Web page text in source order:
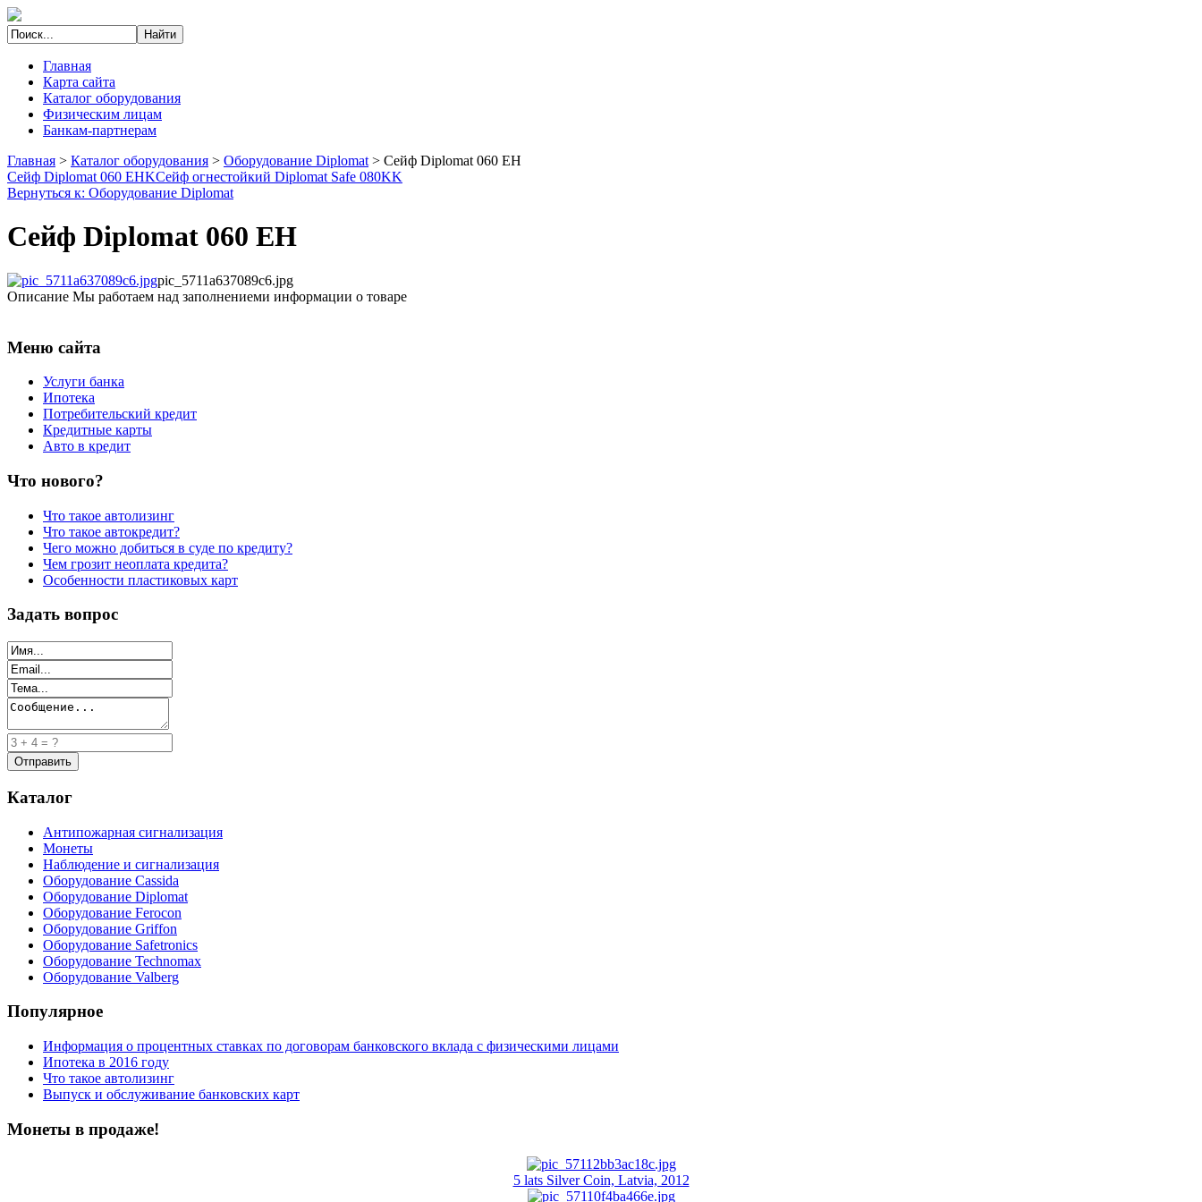
Главная
Карта сайта
Каталог оборудования
Физическим лицам
Банкам-партнерам
Главная > Каталог оборудования > Оборудование Diplomat > Сейф Diplomat 060 ЕН
Сейф Diplomat 060 EHKСейф огнестойкий Diplomat Safe 080KK
Вернуться к: Оборудование Diplomat
Сейф Diplomat 060 ЕН
pic_5711a637089c6.jpg
Описание Мы работаем над заполнениеми информации о товаре
Меню сайта
Услуги банка
Ипотека
Потребительский кредит
Кредитные карты
Авто в кредит
Что нового?
Что такое автолизинг
Что такое автокредит?
Чего можно добиться в суде по кредиту?
Чем грозит неоплата кредита?
Особенности пластиковых карт
Задать вопрос
Каталог
Антипожарная сигнализация
Монеты
Наблюдение и сигнализация
Оборудование Cassida
Оборудование Diplomat
Оборудование Ferocon
Оборудование Griffon
Оборудование Safetronics
Оборудование Technomax
Оборудование Valberg
Популярное
Информация о процентных ставках по договорам банковского вклада с физическими лицами
Ипотека в 2016 году
Что такое автолизинг
Выпуск и обслуживание банковских карт
Монеты в продаже!
5 lats Silver Coin, Latvia, 2012